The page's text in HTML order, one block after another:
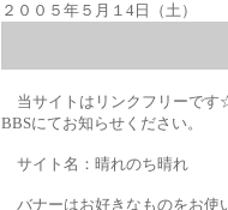
２００５年５月１4日（土）
当サイトはリンクフリーです
BBSにてお知らせください。
サイト名：晴れのち晴れ
バナーはお好きなものをお使